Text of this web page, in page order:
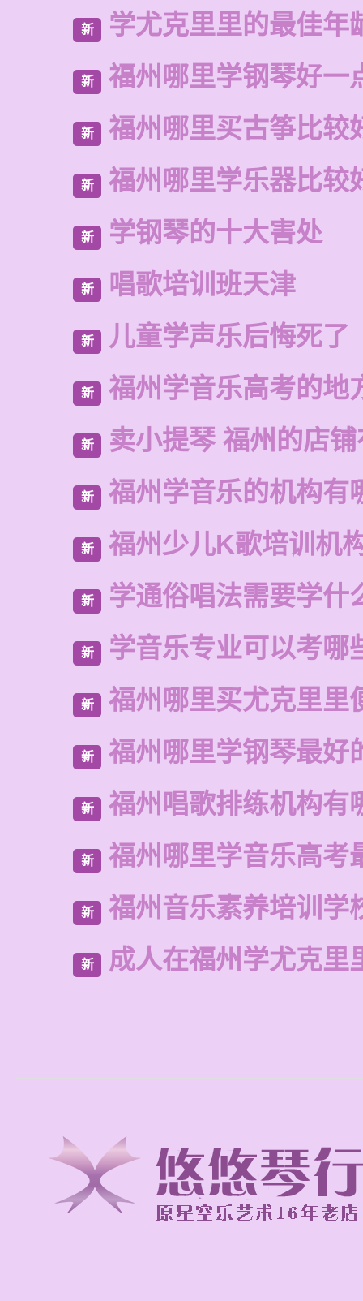
新 学尤克里里的最佳年
新 福州哪里学钢琴好一
新 福州哪里买古筝比较
新 福州哪里学乐器比较
新 学钢琴的十大害处
新 唱歌培训班天津
新 儿童学声乐后悔死了
新 福州学音乐高考的地
新 卖小提琴 福州的店
新 福州学音乐的机构有
新 福州少儿K歌培训机
新 学通俗唱法需要学什
新 学音乐专业可以考哪
新 福州哪里买尤克里里
新 福州哪里学钢琴最好
新 福州唱歌排练机构有
新 福州哪里学音乐高考
新 福州音乐素养培训学
新 成人在福州学尤克里